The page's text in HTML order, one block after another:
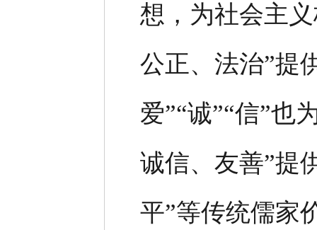
想，为社会主
公正、法治”提
爱”“诚”“信”也
诚信、友善”提
平”等传统儒家